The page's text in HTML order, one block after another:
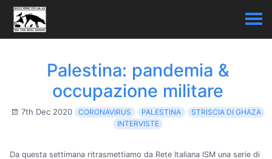
Palestina: pandemia &
occupazione militare
7th Dec 2020 CORONAVIRUS PALESTINA
STRISCIA DI GHAZA
INTERVISTE
Da questa settimana ritrasmettiamo da Rete Italiana ISM una serie di